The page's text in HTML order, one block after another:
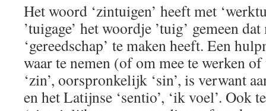
Het woord ‘zintuigen’ heeft met
’tuigage’ het woordje ’tuig’ gemeen
‘gereedschap’ te maken heeft. Een
waar te nemen (of om mee te werken
‘zin’, oorspronkelijk ‘sin’, is verwant
en het Latijnse ‘sentio’, ‘ik voel’. Ook